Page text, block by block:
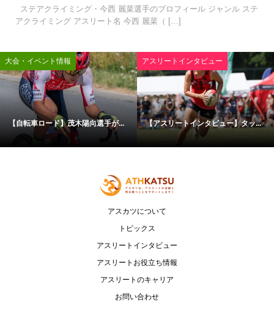
ステアクライミング・今西 麗菜選手のプロフィール ジャンル ステ
アクライミング アスリート名 今西 麗菜（ […]
大会・イベント情報
【自転車ロード】茂木陽向選手が...
アスリートインタビュー
【アスリートインタビュー】タッ...
アスカツについて
トピックス
アスリートインタビュー
アスリートお役立ち情報
アスリートのキャリア
お問い合わせ